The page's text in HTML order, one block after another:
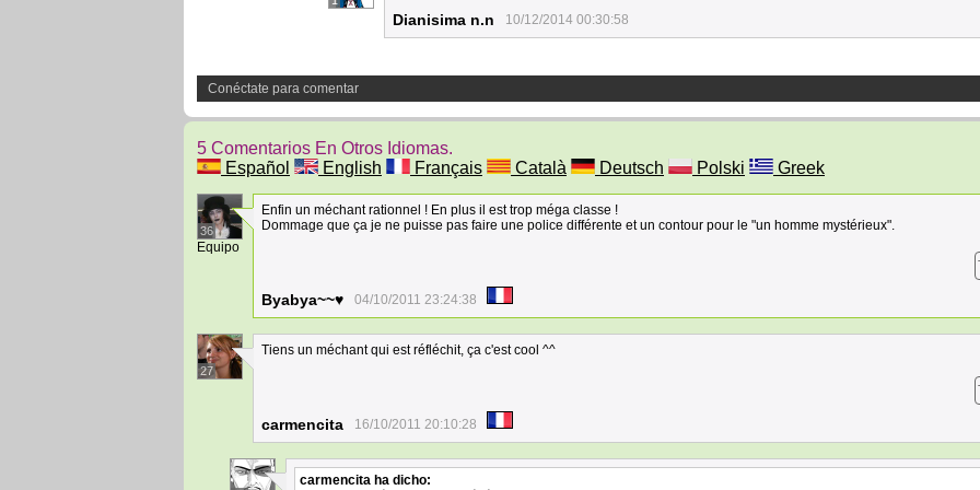
Dianisima n.n 10/12/2014 00:30:58
Conéctate para comentar
5 Comentarios En Otros Idiomas.
Español
English Français Català Deutsch Polski Greek
36
Equipo
Enfin un méchant rationnel ! En plus il est trop méga classe !
Dommage que ça je ne puisse pas faire une police différente et un contour pour le "un homme mystérieux".
Byabya~~♥ 04/10/2011 23:24:38
27
Tiens un méchant qui est réfléchit, ça c'est cool ^^
carmencita 16/10/2011 20:10:28
carmencita ha dicho: